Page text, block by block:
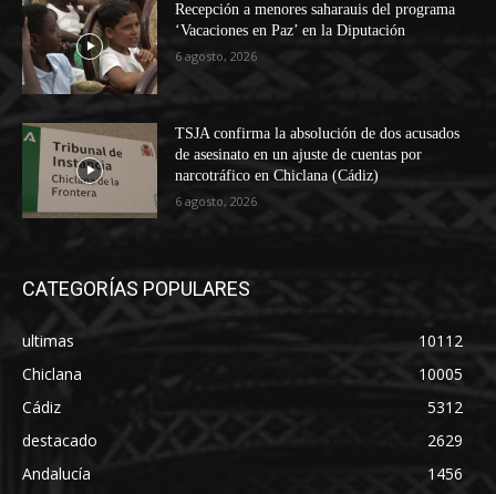
Recepción a menores saharauis del programa
‘Vacaciones en Paz’ en la Diputación
6 agosto, 2026
TSJA confirma la absolución de dos acusados
de asesinato en un ajuste de cuentas por
narcotráfico en Chiclana (Cádiz)
6 agosto, 2026
CATEGORÍAS POPULARES
ultimas
10112
Chiclana
10005
Cádiz
5312
destacado
2629
Andalucía
1456